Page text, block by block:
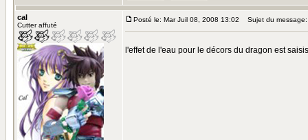
cal
Cutter affuté
Posté le: Mar Juil 08, 2008 13:02 Sujet du message:
l'effet de l'eau pour le décors du dragon est